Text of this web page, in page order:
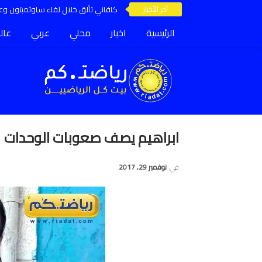
آخر الأخبار كافاني تألق خلال لقاء ساوثمبتون
الرئيسية اخبار محلي عربي
ابراهيم يصف صعوبات الوحدات
في نوفمبر 29, 2017